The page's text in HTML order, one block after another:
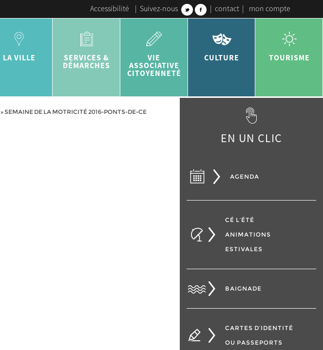
Accessibilité | Suivez-nous | contact | mon compte
LA VILLE
SERVICES &
DÉMARCHES
VIE
ASSOCIATIVE
CITOYENNETÉ
CULTURE TOURISME
» SEMAINE DE LA MOTRICITÉ 2016-PONTS-DE-CE
EN UN CLIC
AGENDA
CÉ L’ÉTÉ
ANIMATIONS
ESTIVALES
BAIGNADE
CARTES D’IDENTITÉ
OU PASSEPORTS